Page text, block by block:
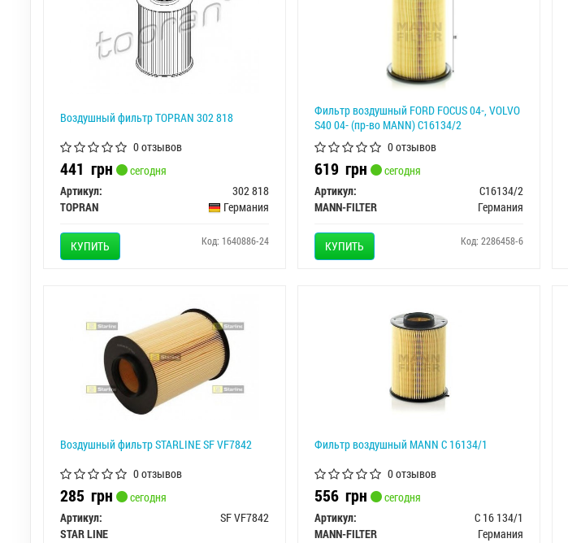
Воздушный фильтр TOPRAN 302 818
0 отзывов
441 грн
сегодня
Артикул:
302 818
TOPRAN
Германия
КУПИТЬ Код: 1640886-24
Фильтр воздушный FORD FOCUS 04-, VOLVO
S40 04- (пр-во MANN) C16134/2
0 отзывов
619 грн
сегодня
Артикул:
C16134/2
MANN-FILTER
Германия
КУПИТЬ Код: 2286458-6
Воздушный фильтр STARLINE SF VF7842
0 отзывов
285 грн
сегодня
Артикул:
SF VF7842
STAR LINE
Фильтр воздушный MANN C 16134/1
0 отзывов
556 грн
сегодня
Артикул:
C 16 134/1
MANN-FILTER
Германия